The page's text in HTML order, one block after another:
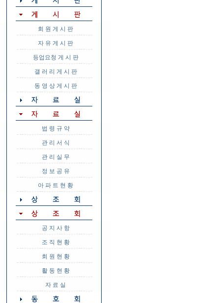
회 원 게 시 판
자 유 게 시 판
등업요청 게 시 판
갤 러 리 게 시 판
동 영 상 게 시 판
법 령 규 약
관 리 서 식
관 리 실 무
정 보 공 유
아 파 트 현 황
공 지 사 항
조 직 현 황
회 원 현 황
활 동 현 황
자 료 실